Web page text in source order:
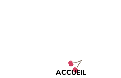
ACCUEIL